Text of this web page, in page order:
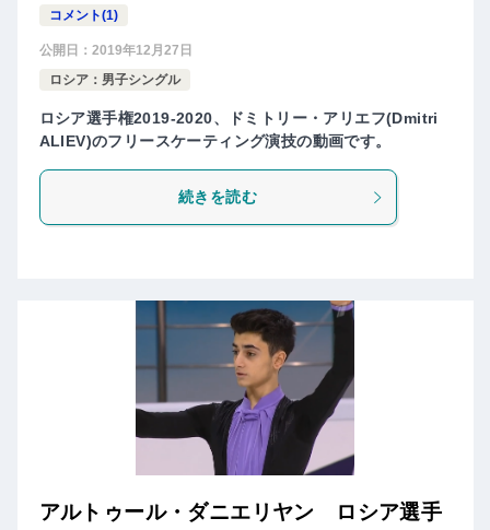
コメント(1)
公開日： 2019年12月27日
ロシア：男子シングル
ロシア選手権2019-2020、ドミトリー・アリエフ(Dmitri
ALIEV)のフリースケーティング演技の動画です。
続きを読む
アルトゥール・ダニエリヤン ロシア選手